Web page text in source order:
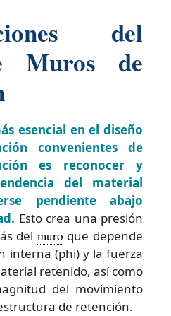
del
Muros de
esencial en el diseño
convenientes de
es reconocer y
del material
pendiente abajo
Esto crea una presión
del muro que depende
interna (phi) y la fuerza
retenido, así como
del movimiento
de retención.